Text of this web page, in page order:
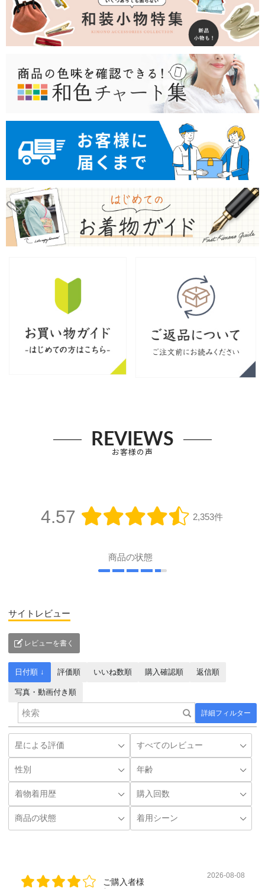
REVIEWS
お客様の声
4.57 2,353件
商品の状態
サイトレビュー
レビューを書く
詳細フィルター
日付順 ↓ 評価順 いいね数順 購入確認順 返信順
写真・動画付き順
ご購入者様
2026-08-08